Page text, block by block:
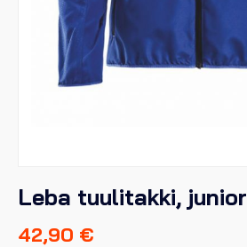
Leba tuulitakki, junior
42,90 €